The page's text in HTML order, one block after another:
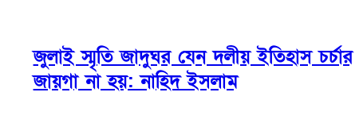
জুলাই স্মৃতি জাদুঘর যেন দলীয় ইতিহাস চর্চার
জায়গা না হয়: নাহিদ ইসলাম